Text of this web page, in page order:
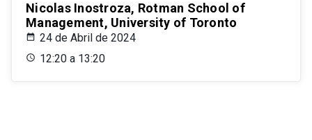
Nicolas Inostroza, Rotman School of
Management, University of Toronto
24 de Abril de 2024
12:20 a 13:20